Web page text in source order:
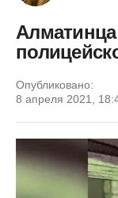
Опубликовано:
8 апреля 2021,